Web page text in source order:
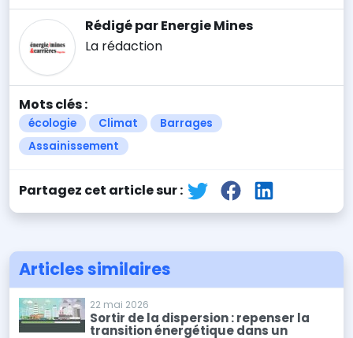
Rédigé par Energie Mines
La rédaction
Mots clés :
écologie Climat
Barrages
Assainissement
Partagez cet article sur :
Articles similaires
22 mai 2026
Sortir de la dispersion : repenser la
transition énergétique dans un